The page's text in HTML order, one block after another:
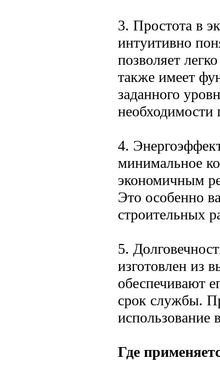
3. Простота в
интуитивно
позволяет
также имеет
заданного
необходимости
4.
минимальное
экономичным
Это особенно
строительных
5.
изготовлен из
обеспечивают
срок службы.
использование
Где